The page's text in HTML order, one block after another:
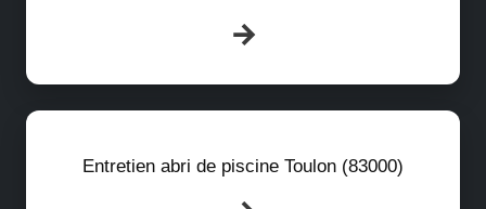
Entretien abri de piscine Toulon (83000)